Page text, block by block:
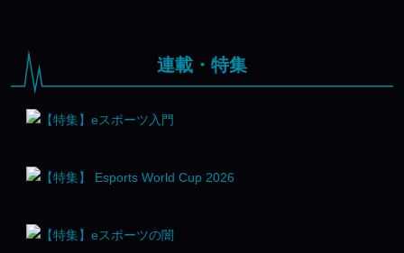
連載・特集